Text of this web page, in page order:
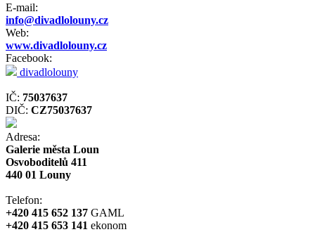
E-mail:
info@divadlolouny.cz
Web:
www.divadlolouny.cz
Facebook:
divadlolouny
IČ: 75037637
DIČ: CZ75037637
Adresa:
Galerie města Loun
Osvoboditelů 411
440 01 Louny
Telefon:
+420 415 652 137 GAML
+420 415 653 141 ekonom